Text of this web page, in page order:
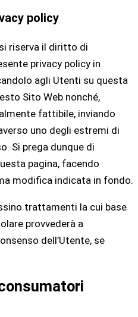
policy
riserva il diritto di
privacy policy in
agli Utenti su questa
Sito Web nonché,
fattibile, inviando
uno degli estremi di
Si prega dunque di
pagina, facendo
modifica indicata in fondo.
trattamenti la cui base
provvederà a
dell’Utente, se